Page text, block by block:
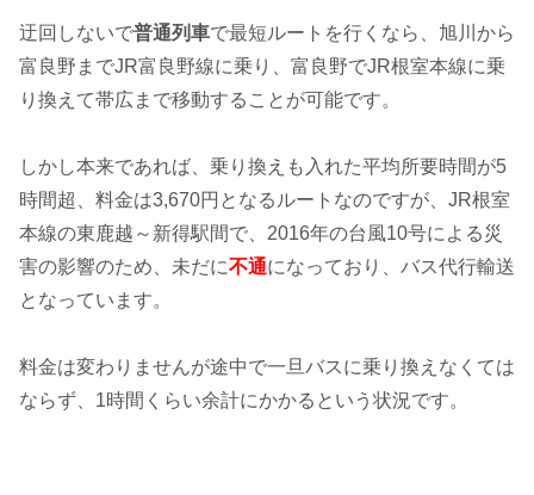
迂回しないで普通列車で最短ルートを行くなら、旭川から
富良野までJR富良野線に乗り、富良野でJR根室本線に乗
り換えて帯広まで移動することが可能です。
しかし本来であれば、乗り換えも入れた平均所要時間が5
時間超、料金は3,670円となるルートなのですが、JR根室
本線の東鹿越～新得駅間で、2016年の台風10号による災
害の影響のため、未だに不通になっており、バス代行輸送
となっています。
料金は変わりませんが途中で一旦バスに乗り換えなくては
ならず、1時間くらい余計にかかるという状況です。